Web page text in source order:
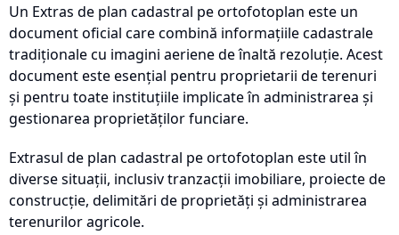
Un Extras de plan cadastral pe ortofotoplan este un
document oficial care combină informațiile cadastrale
tradiționale cu imagini aeriene de înaltă rezoluție. Acest
document este esențial pentru proprietarii de terenuri
și pentru toate instituțiile implicate în administrarea și
gestionarea proprietăților funciare.
Extrasul de plan cadastral pe ortofotoplan este util în
diverse situații, inclusiv tranzacții imobiliare, proiecte de
construcție, delimitări de proprietăți și administrarea
terenurilor agricole.